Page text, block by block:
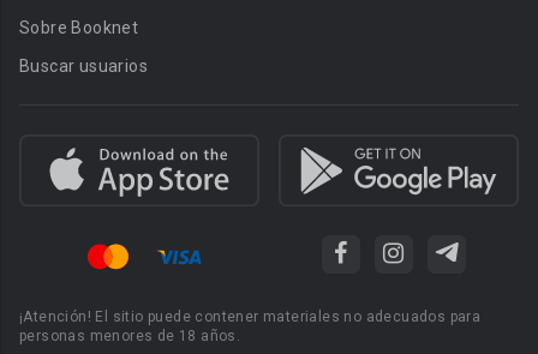
Sobre Booknet
Buscar usuarios
¡Atención! El sitio puede contener materiales no adecuados para
personas menores de 18 años.